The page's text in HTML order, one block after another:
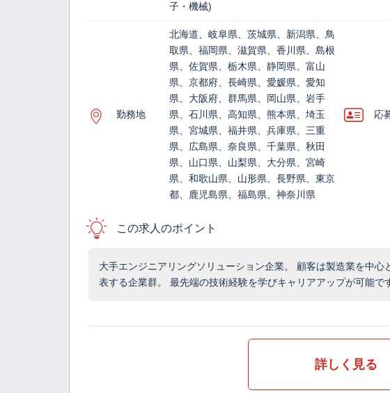
子・機械)
勤務地
北海道、岐阜県、茨城県、新潟県、鳥
取県、福岡県、滋賀県、香川県、島根
県、佐賀県、栃木県、静岡県、富山
県、京都府、長崎県、愛媛県、愛知
県、大阪府、群馬県、岡山県、岩手
県、石川県、高知県、熊本県、埼玉
県、宮城県、福井県、兵庫県、三重
県、広島県、奈良県、千葉県、秋田
県、山口県、山梨県、大分県、宮崎
県、和歌山県、山形県、長野県、東京
都、鹿児島県、福島県、神奈川県
応
この求人のポイント
大手エンジニアリングソリューション企業。 顧客は製造業を中心
表する企業群。 最先端の技術経験を学びキャリアアップが可能で
詳しく見る